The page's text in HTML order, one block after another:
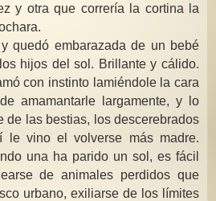
y otra que correría la cortina la
quedó embarazada de un bebé
hijos del sol. Brillante y cálido.
con instinto lamiéndole la cara
amamantarle largamente, y lo
de las bestias, los descerebrados
le vino el volverse más madre.
una ha parido un sol, es fácil
de animales perdidos que
urbano, exiliarse de los límites